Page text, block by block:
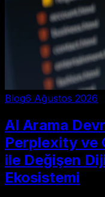
Blog6 Ağustos 2026
AI Arama
Perplexity ve
ile Değişen
Ekosistemi